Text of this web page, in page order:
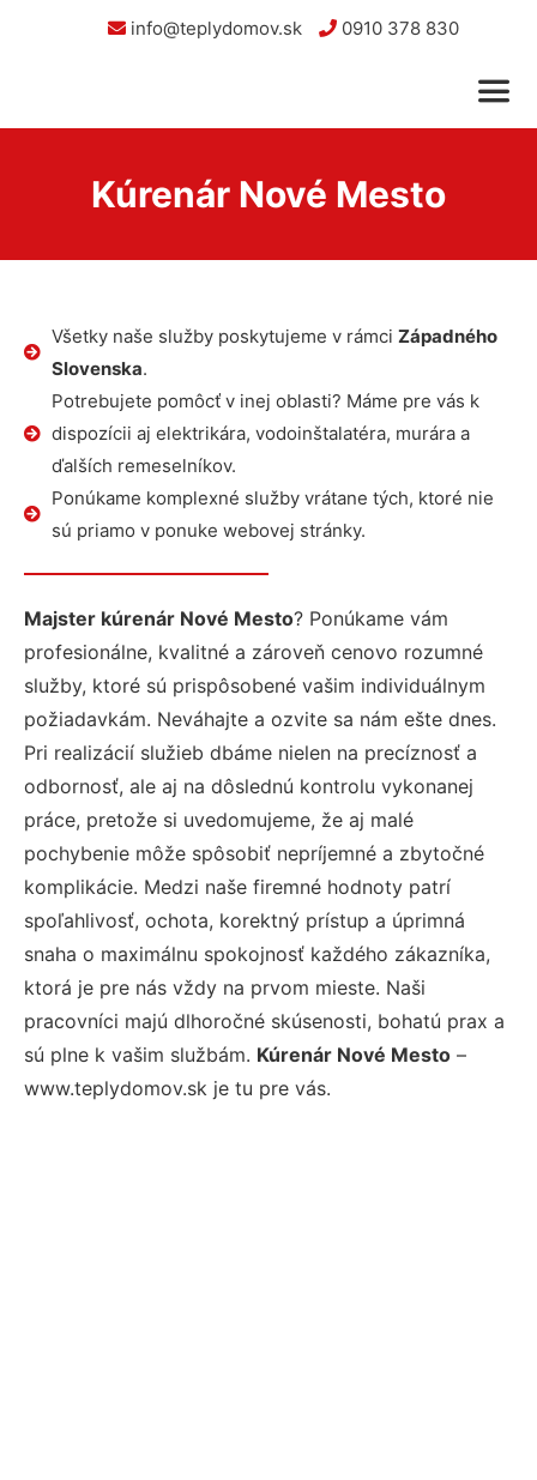
info@teplydomov.sk 0910 378 830
Kúrenár Nové Mesto
Všetky naše služby poskytujeme v rámci Západného
Slovenska.
Potrebujete pomôcť v inej oblasti? Máme pre vás k
dispozícii aj elektrikára, vodoinštalatéra, murára a
ďalších remeselníkov.
Ponúkame komplexné služby vrátane tých, ktoré nie
sú priamo v ponuke webovej stránky.
Majster kúrenár Nové Mesto? Ponúkame vám
profesionálne, kvalitné a zároveň cenovo rozumné
služby, ktoré sú prispôsobené vašim individuálnym
požiadavkám. Neváhajte a ozvite sa nám ešte dnes.
Pri realizácií služieb dbáme nielen na precíznosť a
odbornosť, ale aj na dôslednú kontrolu vykonanej
práce, pretože si uvedomujeme, že aj malé
pochybenie môže spôsobiť nepríjemné a zbytočné
komplikácie. Medzi naše firemné hodnoty patrí
spoľahlivosť, ochota, korektný prístup a úprimná
snaha o maximálnu spokojnosť každého zákazníka,
ktorá je pre nás vždy na prvom mieste. Naši
pracovníci majú dlhoročné skúsenosti, bohatú prax a
sú plne k vašim službám. Kúrenár Nové Mesto –
www.teplydomov.sk je tu pre vás.